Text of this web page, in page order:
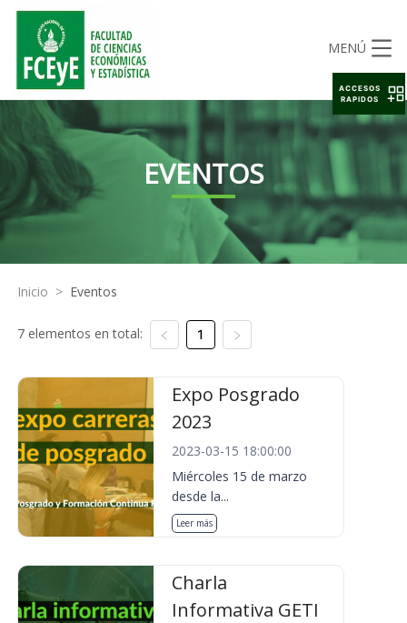
MENÚ
EVENTOS
Inicio > Eventos
7 elementos en total: 1
Expo Posgrado
2023
2023-03-15 18:00:00
Miércoles 15 de marzo
desde la...
Leer más
Charla
Informativa GETI
ACCESOS
RAPIDOS